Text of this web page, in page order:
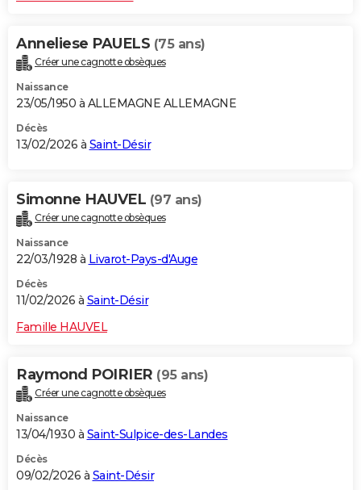
Anneliese PAUELS (75 ans)
Créer une cagnotte obsèques
Naissance
23/05/1950 à ALLEMAGNE ALLEMAGNE
Décès
13/02/2026 à Saint-Désir
Simonne HAUVEL (97 ans)
Créer une cagnotte obsèques
Naissance
22/03/1928 à Livarot-Pays-d'Auge
Décès
11/02/2026 à Saint-Désir
Famille HAUVEL
Raymond POIRIER (95 ans)
Créer une cagnotte obsèques
Naissance
13/04/1930 à Saint-Sulpice-des-Landes
Décès
09/02/2026 à Saint-Désir